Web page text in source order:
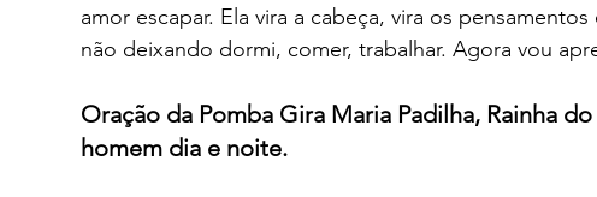
amor escapar. Ela vira a cabeça, vira os
não deixando dormi, comer, trabalhar. Agora vou
Oração da Pomba Gira Maria Padilha, Rainha
homem dia e noite.